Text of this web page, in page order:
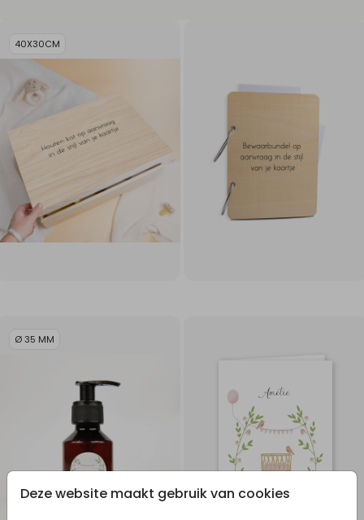
Deze website maakt gebruik van cookies
40X30CM
Ø 35 MM